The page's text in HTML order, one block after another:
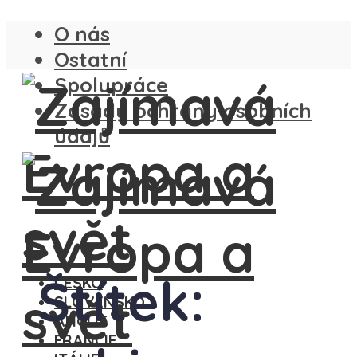
O nás
Ostatní
Spolupráce
Zásady ochrany osobních
údajů
ČESKO
SLOVENSKO
ANGLIE
FRANCIE
Štítek: